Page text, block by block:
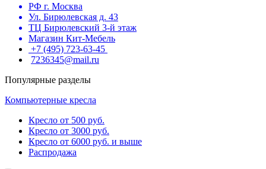
РФ г. Москва
Ул. Бирюлевская д. 43
ТЦ Бирюлевский 3-й этаж
Магазин Кит-Мебель
+7 (495) 723-63-45
7236345@mail.ru
Популярные разделы
Компьютерные кресла
Кресло от 500 руб.
Кресло от 3000 руб.
Кресло от 6000 руб. и выше
Распродажа